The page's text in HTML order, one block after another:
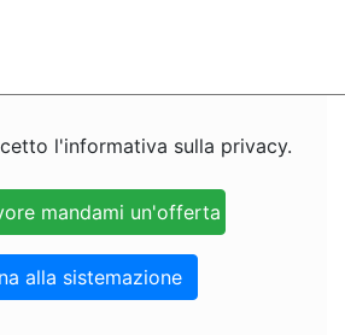
l'informativa sulla privacy.
alla sistemazione